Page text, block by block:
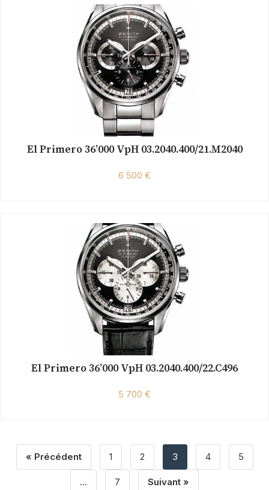
El Primero 36’000 VpH 03.2040.400/21.M2040
6 500 €
El Primero 36’000 VpH 03.2040.400/22.C496
5 700 €
« Précédent 1 2 3 4 5
… 7 Suivant »